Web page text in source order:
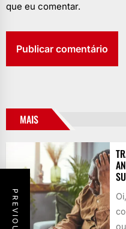
que eu comentar.
MAIS